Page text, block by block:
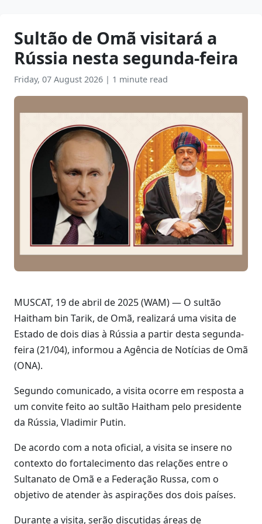
Sultão de Omã visitará a
Rússia nesta segunda-feira
Friday, 07 August 2026 | 1 minute read
MUSCAT, 19 de abril de 2025 (WAM) — O sultão
Haitham bin Tarik, de Omã, realizará uma visita de
Estado de dois dias à Rússia a partir desta segunda-
feira (21/04), informou a Agência de Notícias de Omã
(ONA).
Segundo comunicado, a visita ocorre em resposta a
um convite feito ao sultão Haitham pelo presidente
da Rússia, Vladimir Putin.
De acordo com a nota oficial, a visita se insere no
contexto do fortalecimento das relações entre o
Sultanato de Omã e a Federação Russa, com o
objetivo de atender às aspirações dos dois países.
Durante a visita, serão discutidas áreas de